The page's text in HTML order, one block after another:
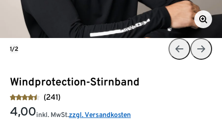
Windprotection-Stirnband
(241)
4,00inkl. MwSt.zzgl. Versandkosten
1/2